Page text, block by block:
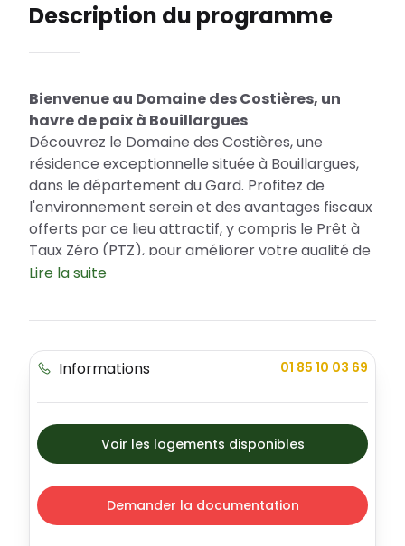
Description du programme
Bienvenue au Domaine des Costières, un
havre de paix à Bouillargues
Découvrez le Domaine des Costières, une
résidence exceptionnelle située à Bouillargues,
dans le département du Gard. Profitez de
l'environnement serein et des avantages fiscaux
offerts par ce lieu attractif, y compris le Prêt à
Taux Zéro (PTZ), pour améliorer votre qualité de
vie. Le Domaine des Costières représente
modernité, offrant différents types
préférences.
au coeur de Bouillargues, une ville pleine de
charme qui promet une excellente qualité de vie.
Profitez d'un environnement sécurisé, de belles
promenades dans les espaces extérieurs et d'un
cadre de vie qui combine harmonieusement la
Lire la suite
Informations 01 85 10 03 69
Voir les logements disponibles
Demander la documentation